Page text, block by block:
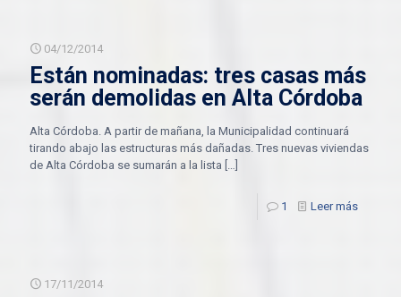
04/12/2014
Están nominadas: tres casas más
serán demolidas en Alta Córdoba
Alta Córdoba. A partir de mañana, la Municipalidad continuará
tirando abajo las estructuras más dañadas. Tres nuevas viviendas
de Alta Córdoba se sumarán a la lista […]
1 Leer más
17/11/2014